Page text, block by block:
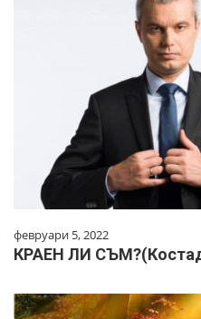
февруари 5, 2022
КРАЕН ЛИ